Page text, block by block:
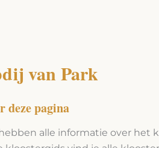
van Park
deze pagina
alle informatie over het